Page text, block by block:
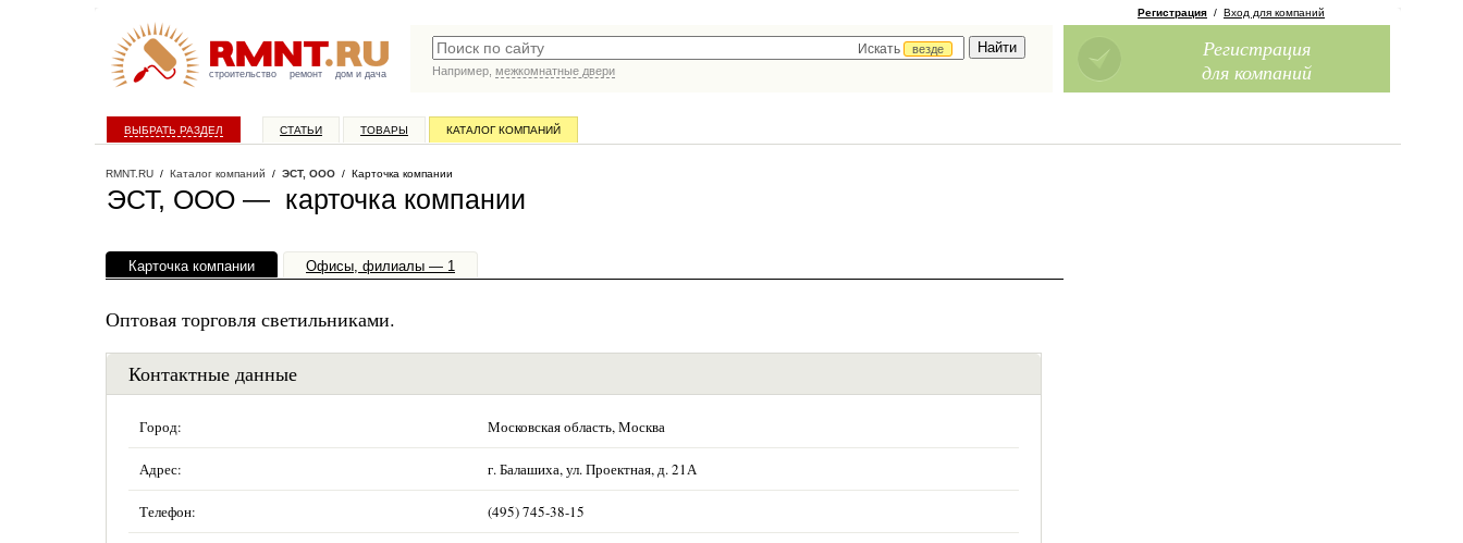
строительство ремонт дом и дача
Искать
везде
Например, межкомнатные двери
Регистрация / Вход для компаний
Регистрация
для компаний
ВЫБРАТЬ РАЗДЕЛ СТАТЬИ ТОВАРЫ КАТАЛОГ КОМПАНИЙ
RMNT.RU / Каталог компаний / ЭСТ, ООО / Карточка компании
ЭСТ, ООО — карточка компании
Карточка компании Офисы, филиалы — 1
Оптовая торговля светильниками.
Контактные данные
Город: Московская область, Москва
Адрес: г. Балашиха, ул. Проектная, д. 21А
Телефон: (495) 745-38-15